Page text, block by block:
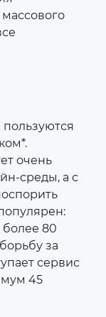
очень
среды, а с
более 80
за
сервис
45